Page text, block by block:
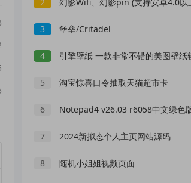
3 堡垒/Critadel
4 引擎壁纸 一款非常不错的美图壁纸
5 淘宝惊喜口令抽取天猫超市卡
6 Notepad4 v26.03 r6058中文绿色
7 2024新拟态个人主页网站源码
8 随机小姐姐视频页面